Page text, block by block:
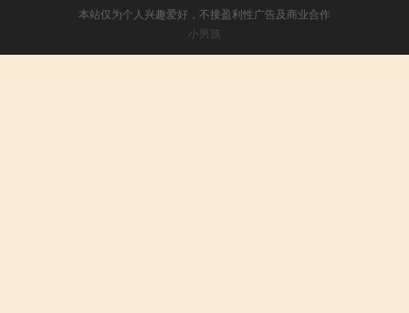
本站仅为个人兴趣爱好，不接盈利性广告及商业合作
小男孩